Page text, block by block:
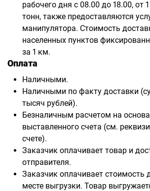
рабочего дня с 08.00 до 18.00, от
тонн, также предоставляются
манипулятора. Стоимость
населенных пунктов
за 1 км.
Оплата
Наличными.
Наличными по факту доставки
тысяч рублей).
Безналичным расчетом на
выставленного счета (см.
счете).
Заказчик оплачивает товар и
отправителя.
Заказчик оплачивает стоимость
месте выгрузки. Товар
1750 1800 2000